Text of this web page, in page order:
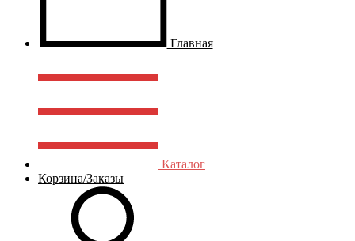
Главная
Каталог
Корзина/Заказы